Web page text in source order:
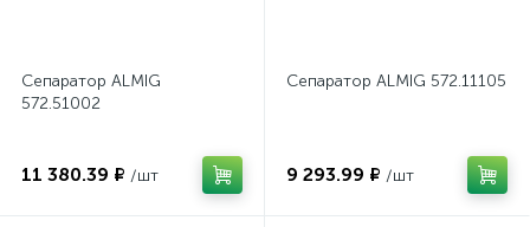
Сепаратор ALMIG
572.51002
11 380.39 ₽ /шт
Сепаратор ALMIG 572.11105
9 293.99 ₽ /шт